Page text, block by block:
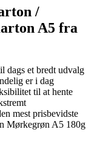
/
A5 fra
dags et bredt udvalg
er i dag
til at hente
mest prisbevidste
Mørkegrøn A5 180g